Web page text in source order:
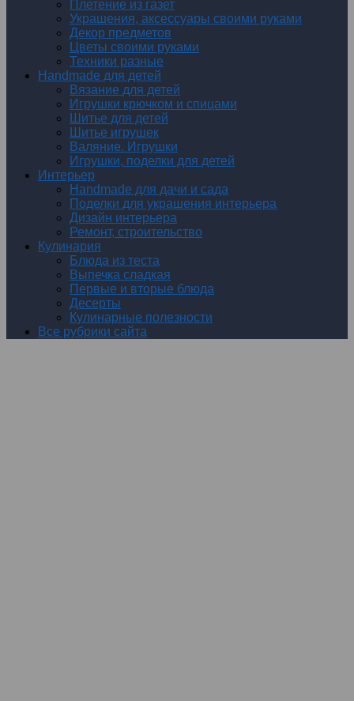
Плетение из газет
Украшения, аксессуары своими руками
Декор предметов
Цветы своими руками
Техники разные
Handmade для детей
Вязание для детей
Игрушки крючком и спицами
Шитье для детей
Шитье игрушек
Валяние. Игрушки
Игрушки, поделки для детей
Интерьер
Handmade для дачи и сада
Поделки для украшения интерьера
Дизайн интерьера
Ремонт, строительство
Кулинария
Блюда из теста
Выпечка сладкая
Первые и вторые блюда
Десерты
Кулинарные полезности
Все рубрики сайта